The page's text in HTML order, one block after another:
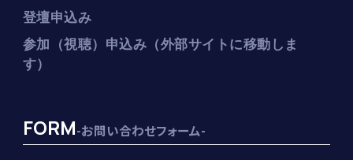
登壇申込み
参加（視聴）申込み（外部サイトに移動しま
す）
FORM-お問い合わせフォーム-